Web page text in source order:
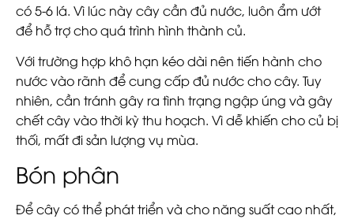
có 5-6 lá. Vì lúc này cây cần đủ nước, luôn ẩm ướt
để hỗ trợ cho quá trình hình thành củ.
Với trường hợp khô hạn kéo dài nên tiến hành cho
nước vào rãnh để cung cấp đủ nước cho cây. Tuy
nhiên, cần tránh gây ra tình trạng ngập úng và gây
chết cây vào thời kỳ thu hoạch. Vì dễ khiến cho củ bị
thối, mất đi sản lượng vụ mùa.
Bón phân
Để cây có thể phát triển và cho năng suất cao nhất,